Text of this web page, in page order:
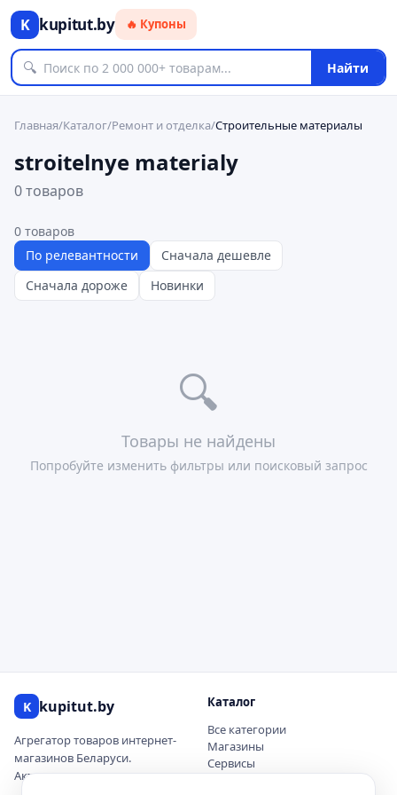
K kupitut.by 🔥 Купоны
🔍 Найти
Главная/Каталог/Ремонт и отделка/Строительные материалы
stroitelnye materialy
0 товаров
0 товаров
По релевантности
Сначала дешевле
Сначала дороже
Новинки
🔍
Товары не найдены
Попробуйте изменить фильтры или поисковый запрос
K kupitut.by
Агрегатор товаров интернет-
магазинов Беларуси.
Актуальные цены и наличие.
Каталог
Все категории
Магазины
Сервисы